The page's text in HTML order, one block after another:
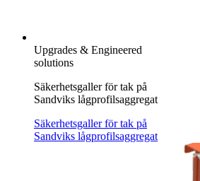
Upgrades & Engineered
solutions
Säkerhetsgaller för tak på
Sandviks lågprofilsaggregat
Säkerhetsgaller för tak på
Sandviks lågprofilsaggregat